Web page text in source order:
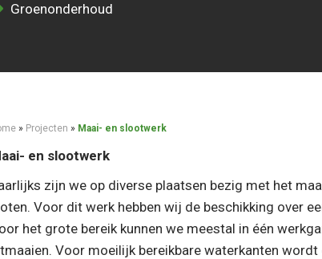
Groenonderhoud
» Projecten » Maai- en slootwerk
en slootwerk
zijn we op diverse plaatsen bezig met het
Voor dit werk hebben wij de beschikking over
het grote bereik kunnen we meestal in één
Voor moeilijk bereikbare waterkanten wordt